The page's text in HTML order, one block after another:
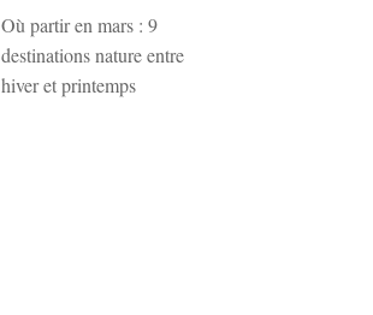
Où partir en mars : 9
destinations nature entre
hiver et printemps